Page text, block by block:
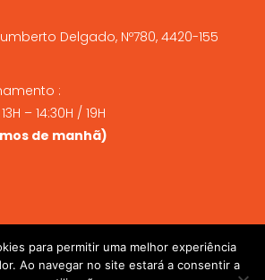
Delgado, Nº780, 4420-155
:
– 14:30H / 19H
de manhã)
para permitir uma melhor experiência
Ao navegar no site estará a consentir a